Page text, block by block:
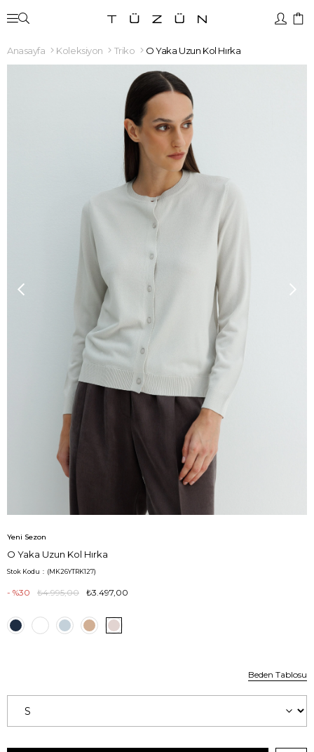
Anasayfa Koleksiyon Triko O Yaka Uzun Kol Hırka
Yeni Sezon
O Yaka Uzun Kol Hırka
Stok Kodu (MK26YTRK127)
30 ₺4.995,00 ₺3.497,00
Beden Tablosu